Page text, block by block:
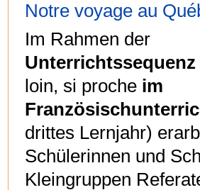
Notre voyage au
Im Rahmen der
Unterrichtssequenz
loin, si proche im
drittes Lernjahr)
Schülerinnen und
Kleingruppen